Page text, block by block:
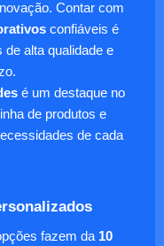
Contar com
confiáveis é
de alta qualidade e
é um destaque no
de produtos e
de cada
fazem da 10